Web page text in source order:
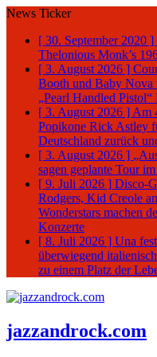
News Ticker
[ 30. September 2020 ]
Thelonious Monk’s
[ 3. August 2026 ]
Booth und Baby Nova
„Pearl Handled Pistol“
[ 3. August 2026 ] Am
Popikone Rick Astley
Deutschland zurück
[ 3. August 2026 ]
sagen geplante Tour
[ 9. Juli 2026 ] Disco-
Rodgers, Kid Creole
Wonderstars machen
Konzerte
[ 8. Juli 2026 ] Una
überwiegend
zu einem Platz der
jazzandrock.com